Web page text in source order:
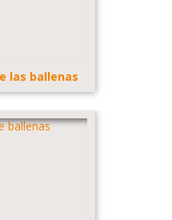
las ballenas